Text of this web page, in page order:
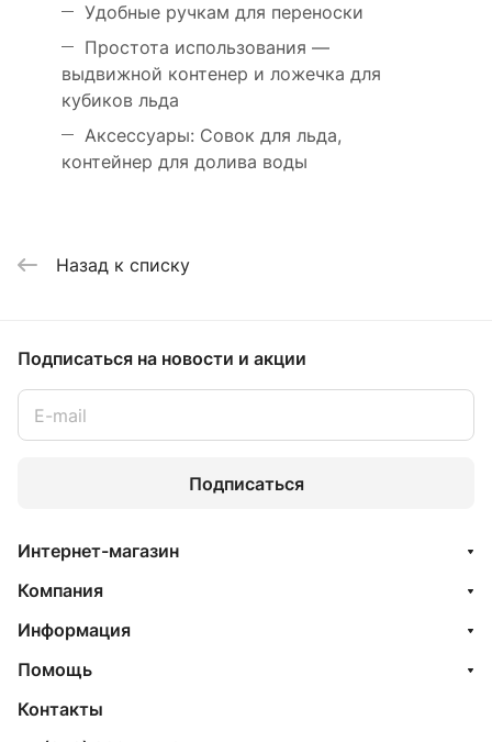
Удобные ручкам для переноски
Простота использования —
выдвижной контенер и ложечка для
кубиков льда
Аксессуары: Совок для льда,
контейнер для долива воды
Назад к списку
Подписаться на новости и акции
Подписаться
Интернет-магазин
Компания
Информация
Помощь
Контакты